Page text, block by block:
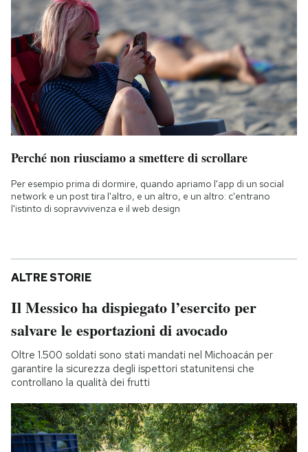
Perché non riusciamo a smettere di scrollare
Per esempio prima di dormire, quando apriamo l'app di un social
network e un post tira l'altro, e un altro, e un altro: c'entrano
l'istinto di sopravvivenza e il web design
ALTRE STORIE
Il Messico ha dispiegato l’esercito per
salvare le esportazioni di avocado
Oltre 1.500 soldati sono stati mandati nel Michoacán per
garantire la sicurezza degli ispettori statunitensi che
controllano la qualità dei frutti